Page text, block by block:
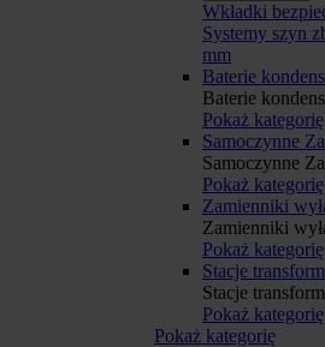
Wkładki
Systemy szyn
mm
Baterie
Baterie
Pokaż kategorię
Samoczynne
Samoczynne
Pokaż kategorię
Zamienniki
Zamienniki
Pokaż kategorię
Stacje
Stacje
Pokaż kategorię
Pokaż kategorię